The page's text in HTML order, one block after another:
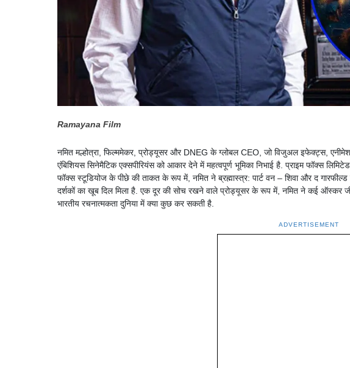
Ramayana Film
नमित मल्होत्रा, फिल्ममेकर, प्रोड्यूसर और DNEG के ग्लोबल CEO, जो विजुअल इफेक्ट्स,
एंबिशियस सिनेमैटिक एक्सपीरियंस को आकार देने में महत्वपूर्ण भूमिका निभाई है. प्राइम फॉक्स
फॉक्स स्टूडियोज के पीछे की ताकत के रूप में, नमित ने ब्रह्मास्त्र: पार्ट वन – शिवा और द गारफील्ड
दर्शकों का खूब दिल मिला है. एक दूर की सोच रखने वाले प्रोड्यूसर के रूप में, नमित ने कई ऑस्कर
भारतीय रचनात्मकता दुनिया में क्या कुछ कर सकती है.
ADVERTISEMENT